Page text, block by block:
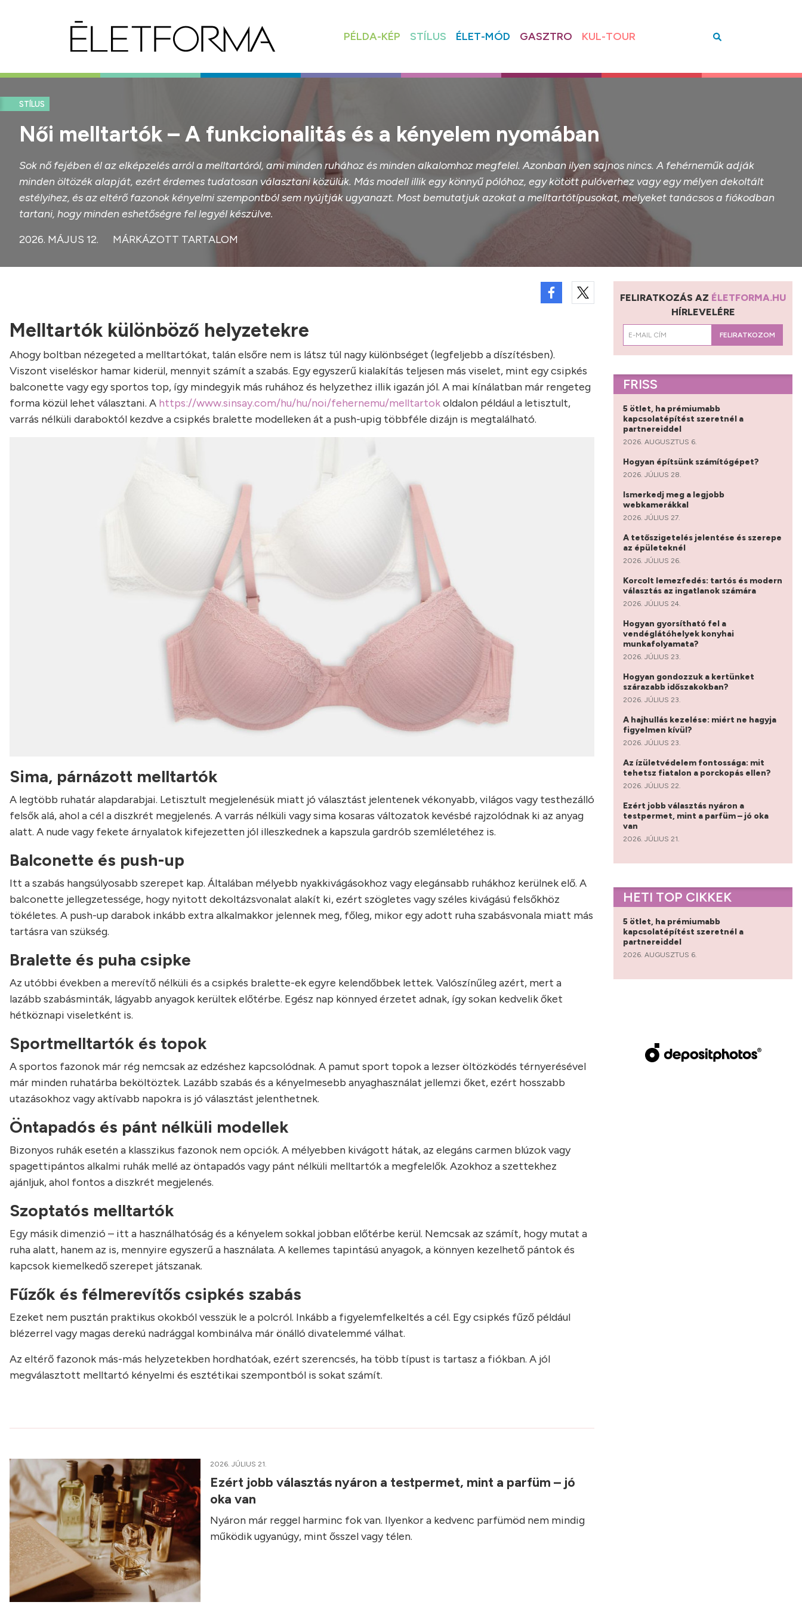
PÉLDA-KÉP STÍLUS ÉLET-MÓD GASZTRO KUL-TOUR
STÍLUS
Női melltartók – A funkcionalitás és a kényelem nyomában
Sok nő fejében él az elképzelés arról a melltartóról, ami minden ruhához és minden alkalomhoz megfelel. Azonban ilyen sajnos nincs. A fehérneműk adják
minden öltözék alapját, ezért érdemes tudatosan választani közülük. Más modell illik egy könnyű pólóhoz, egy kötött pulóverhez vagy egy mélyen dekoltált
estélyihez, és az eltérő fazonok kényelmi szempontból sem nyújtják ugyanazt. Most bemutatjuk azokat a melltartótípusokat, melyeket tanácsos a fiókodban
tartani, hogy minden eshetőségre fel legyél készülve.
2026. MÁJUS 12.
MÁRKÁZOTT TARTALOM
Melltartók különböző helyzetekre
Ahogy boltban nézegeted a melltartókat, talán elsőre nem is látsz túl nagy különbséget (legfeljebb a díszítésben).
Viszont viseléskor hamar kiderül, mennyit számít a szabás. Egy egyszerű kialakítás teljesen más viselet, mint egy csipkés
balconette vagy egy sportos top, így mindegyik más ruhához és helyzethez illik igazán jól. A mai kínálatban már rengeteg
forma közül lehet választani. A https://www.sinsay.com/hu/hu/noi/fehernemu/melltartokoldalon például a letisztult,
varrás nélküli daraboktól kezdve a csipkés bralette modelleken át a push-upig többféle dizájn is megtalálható.
Sima, párnázott melltartók
A legtöbb ruhatár alapdarabjai. Letisztult megjelenésük miatt jó választást jelentenek vékonyabb, világos vagy testhezálló
felsők alá, ahol a cél a diszkrét megjelenés. A varrás nélküli vagy sima kosaras változatok kevésbé rajzolódnak ki az anyag
alatt. A nude vagy fekete árnyalatok kifejezetten jól illeszkednek a kapszula gardrób szemléletéhez is.
Balconette és push-up
Itt a szabás hangsúlyosabb szerepet kap. Általában mélyebb nyakkivágásokhoz vagy elegánsabb ruhákhoz kerülnek elő. A
balconette jellegzetessége, hogy nyitott dekoltázsvonalat alakít ki, ezért szögletes vagy széles kivágású felsőkhöz
tökéletes. A push-up darabok inkább extra alkalmakkor jelennek meg, főleg, mikor egy adott ruha szabásvonala miatt más
tartásra van szükség.
Bralette és puha csipke
Az utóbbi években a merevítő nélküli és a csipkés bralette-ek egyre kelendőbbek lettek. Valószínűleg azért, mert a
lazább szabásminták, lágyabb anyagok kerültek előtérbe. Egész nap könnyed érzetet adnak, így sokan kedvelik őket
hétköznapi viseletként is.
Sportmelltartók és topok
A sportos fazonok már rég nemcsak az edzéshez kapcsolódnak. A pamut sport topok a lezser öltözködés térnyerésével
már minden ruhatárba beköltöztek. Lazább szabás és a kényelmesebb anyaghasználat jellemzi őket, ezért hosszabb
utazásokhoz vagy aktívabb napokra is jó választást jelenthetnek.
Öntapadós és pánt nélküli modellek
Bizonyos ruhák esetén a klasszikus fazonok nem opciók. A mélyebben kivágott hátak, az elegáns carmen blúzok vagy
spagettipántos alkalmi ruhák mellé az öntapadós vagy pánt nélküli melltartók a megfelelők. Azokhoz a szettekhez
ajánljuk, ahol fontos a diszkrét megjelenés.
Szoptatós melltartók
Egy másik dimenzió – itt a használhatóság és a kényelem sokkal jobban előtérbe kerül. Nemcsak az számít, hogy mutat a
ruha alatt, hanem az is, mennyire egyszerű a használata. A kellemes tapintású anyagok, a könnyen kezelhető pántok és
kapcsok kiemelkedő szerepet játszanak.
Fűzők és félmerevítős csipkés szabás
Ezeket nem pusztán praktikus okokból vesszük le a polcról. Inkább a figyelemfelkeltés a cél. Egy csipkés fűző például
blézerrel vagy magas derekú nadrággal kombinálva már önálló divatelemmé válhat.
Az eltérő fazonok más-más helyzetekben hordhatóak, ezért szerencsés, ha több típust is tartasz a fiókban. A jól
megválasztott melltartó kényelmi és esztétikai szempontból is sokat számít.
2026. JÚLIUS 21.
Ezért jobb választás nyáron a testpermet, mint a parfüm – jó
oka van
Nyáron már reggel harminc fok van. Ilyenkor a kedvenc parfümöd nem mindig
működik ugyanúgy, mint ősszel vagy télen.
FELIRATKOZÁS AZ ÉLETFORMA.HU
HÍRLEVELÉRE
FELIRATKOZOM
FRISS
5 ötlet, ha prémiumabb
kapcsolatépítést szeretnél a
partnereiddel
2026. AUGUSZTUS 6.
Hogyan építsünk számítógépet?
2026. JÚLIUS 28.
Ismerkedj meg a legjobb
webkamerákkal
2026. JÚLIUS 27.
A tetőszigetelés jelentése és szerepe
az épületeknél
2026. JÚLIUS 26.
Korcolt lemezfedés: tartós és modern
választás az ingatlanok számára
2026. JÚLIUS 24.
Hogyan gyorsítható fel a
vendéglátóhelyek konyhai
munkafolyamata?
2026. JÚLIUS 23.
Hogyan gondozzuk a kertünket
szárazabb időszakokban?
2026. JÚLIUS 23.
A hajhullás kezelése: miért ne hagyja
figyelmen kívül?
2026. JÚLIUS 23.
Az ízületvédelem fontossága: mit
tehetsz fiatalon a porckopás ellen?
2026. JÚLIUS 22.
Ezért jobb választás nyáron a
testpermet, mint a parfüm – jó oka
van
2026. JÚLIUS 21.
HETI TOP CIKKEK
5 ötlet, ha prémiumabb
kapcsolatépítést szeretnél a
partnereiddel
2026. AUGUSZTUS 6.